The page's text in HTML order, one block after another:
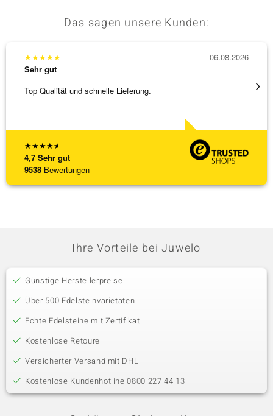
Das sagen unsere Kunden:
★★★★★
4,7 Sehr gut
9538 Bewertungen
★★★★★
Sehr gut
Top Qualität und schnelle Lieferung.
06.08.2026
Ihre Vorteile bei Juwelo
Günstige Herstellerpreise
Über 500 Edelsteinvarietäten
Echte Edelsteine mit Zertifikat
Kostenlose Retoure
Versicherter Versand mit DHL
Kostenlose Kundenhotline 0800 227 44 13